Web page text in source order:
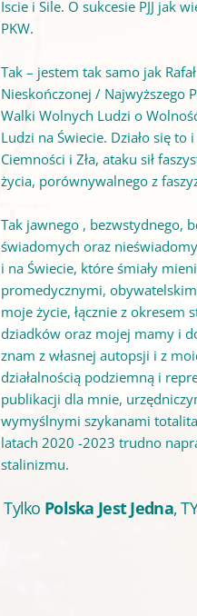
Iscie i Sile. O sukcesie PJJ jak
PKW.
Tak – jestem tak samo jak
Nieskończonej / Najwyższego
Walki Wolnych Ludzi o
Ludzi na Świecie. Działo się to i
Ciemności i Zła, ataku sił
życia, porównywalnego z
Tak jawnego , bezwstydnego,
świadomych oraz
i na Świecie, które śmiały
promedycznymi,
moje życie, łącznie z
dziadków oraz mojej mamy i
znam z własnej autopsji i z
działalnością podziemną i
publikacji dla mnie,
wymyślnymi szykanami
latach 2020 -2023 trudno
stalinizmu.
Tylko Polska Jest Jedna,